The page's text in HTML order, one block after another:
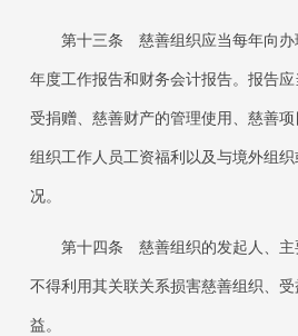
第十三条 慈善组织应当每年向
年度工作报告和财务会计报告。报告
受捐赠、慈善财产的管理使用、慈善
组织工作人员工资福利以及与境外组
况。
第十四条 慈善组织的发起人、主
不得利用其关联关系损害慈善组织、
益。